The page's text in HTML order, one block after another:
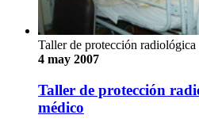
Taller de protección radiológica
4 may 2007
Taller de protección
médico